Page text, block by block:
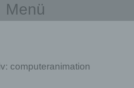
Menü
computeranimation